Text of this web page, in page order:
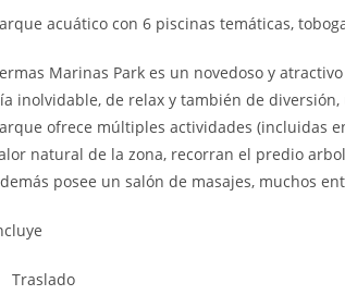
acuático con 6 piscinas temáticas,
Marinas Park es un novedoso y
inolvidable, de relax y también de
ofrece múltiples actividades (incluidas
natural de la zona, recorran el predio
posee un salón de masajes, muchos
Traslado